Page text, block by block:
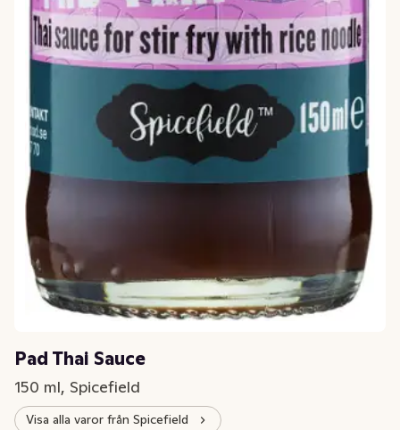
Pad Thai Sauce
150 ml, Spicefield
Visa alla varor från Spicefield